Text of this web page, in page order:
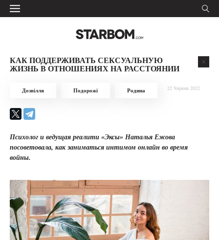
КАК ПОДДЕРЖИВАТЬ СЕКСУАЛЬНУЮ
ЖИЗНЬ В ОТНОШЕНИЯХ НА РАССТОЯНИИ
Дозвілля Подорожі Родина 22 Червня 2022
Психолог и ведущая реалити «Эксы» Наталья Ежова
посоветовала, как заниматься интимом онлайн во время
войны.